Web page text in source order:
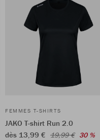
FEMMES T-SHIRTS
JAKO T-shirt Run 2.0
dès 13,99 € 19,99 € 30 %